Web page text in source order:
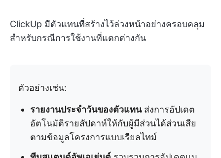
ClickUp มีตัวแทนที่สร้างไว้ล่วงหน้าอย่างครอบคลุม
สำหรับกรณีการใช้งานที่แตกต่างกัน
ตัวอย่างเช่น:
รายงานประจำวันของตัวแทนส่งการอัปเดต
อัตโนมัติรายสัปดาห์ให้กับผู้มีส่วนได้ส่วนเสีย
ตามข้อมูลโครงการแบบเรียลไทม์